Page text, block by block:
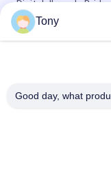
Digital d'axe de
Lecture de Digital
l'encodeur linéaire
Kit optique de
Tony
Good day, what